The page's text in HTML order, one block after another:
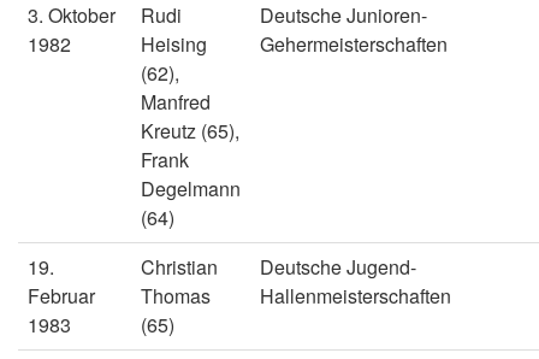
3. Oktober
1982
Rudi
Heising
(62),
Manfred
Kreutz (65),
Frank
Degelmann
(64)
Deutsche Junioren-
Gehermeisterschaften
19.
Februar
1983
Christian
Thomas
(65)
Deutsche Jugend-
Hallenmeisterschaften